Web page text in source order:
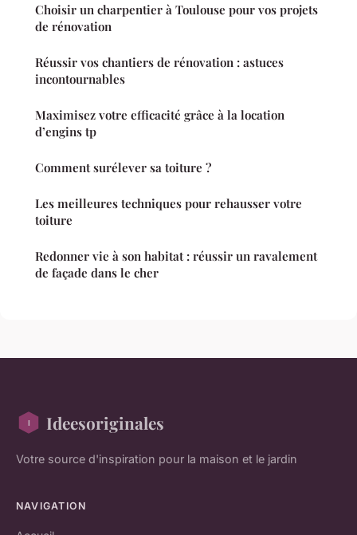
Choisir un charpentier à Toulouse pour vos projets
de rénovation
Réussir vos chantiers de rénovation : astuces
incontournables
Maximisez votre efficacité grâce à la location
d’engins tp
Comment surélever sa toiture ?
Les meilleures techniques pour rehausser votre
toiture
Redonner vie à son habitat : réussir un ravalement
de façade dans le cher
Ideesoriginales
Votre source d'inspiration pour la maison et le jardin
NAVIGATION